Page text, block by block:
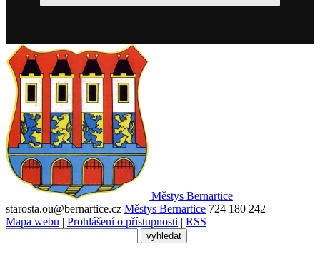
Městys Bernartice
starosta.ou@bernartice.cz Městys Bernartice 724 180 242
Mapa webu | Prohlášení o přístupnosti | RSS